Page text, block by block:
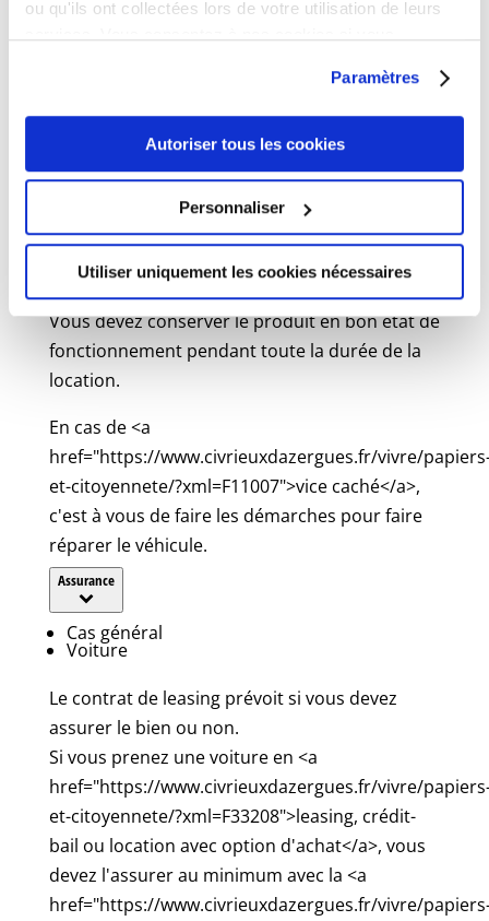
ou qu'ils ont collectées lors de votre utilisation de leurs
Paramètres
Autoriser tous les cookies
Personnaliser
Utiliser uniquement les cookies nécessaires
Avec report de la dette
Vous pouvez garder le véhicule. Le prêteur
peut vous demander une indemnité égale
Entretien du bien
Les frais d'entretien du bien restent à votre
charge, en tant que locataire.
Vous devez conserver le produit en bon état de
fonctionnement pendant toute la durée de la
location.
En cas de <a
href="https://www.civrieuxdazergues.fr/vivre/
et-citoyennete/?xml=F11007">vice caché</a>,
c'est à vous de faire les démarches pour faire
réparer le véhicule.
Assurance
Cas général
Voiture
Le contrat de leasing prévoit si vous devez
assurer le bien ou non.
Si vous prenez une voiture en <a
href="https://www.civrieuxdazergues.fr/vivre/
et-citoyennete/?xml=F33208">leasing, crédit-
bail ou location avec option d'achat</a>, vous
devez l'assurer au minimum avec la <a
href="https://www.civrieuxdazergues.fr/vivre/